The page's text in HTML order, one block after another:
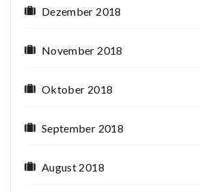
Dezember 2018
November 2018
Oktober 2018
September 2018
August 2018